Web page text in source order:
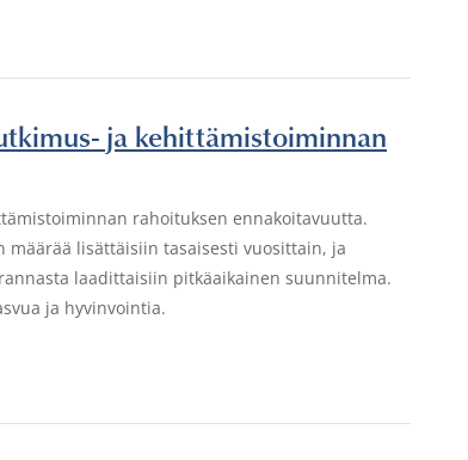
ja kehittämistoiminnan
rahoituksen ennakoitavuutta.
lisättäisiin tasaisesti vuosittain, ja
laadittaisiin pitkäaikainen suunnitelma.
ja hyvinvointia.